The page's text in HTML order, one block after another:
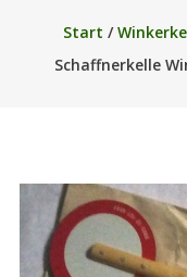
Start /
Schaffnerkelle